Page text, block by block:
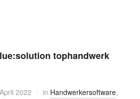
tophandwerk
2022 in Handwerkersoftware,